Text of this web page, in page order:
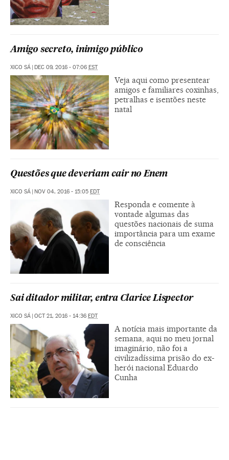
Amigo secreto, inimigo público
XICO SÁ | DEC 09, 2016 - 07:06 EST
Veja aqui como presentear
amigos e familiares coxinhas,
petralhas e isentões neste
natal
Questões que deveriam cair no Enem
XICO SÁ | NOV 04, 2016 - 15:05 EDT
Responda e comente à
vontade algumas das
questões nacionais de suma
importância para um exame
de consciência
Sai ditador militar, entra Clarice Lispector
XICO SÁ | OCT 21, 2016 - 14:36 EDT
A notícia mais importante da
semana, aqui no meu jornal
imaginário, não foi a
civilizadíssima prisão do ex-
herói nacional Eduardo
Cunha